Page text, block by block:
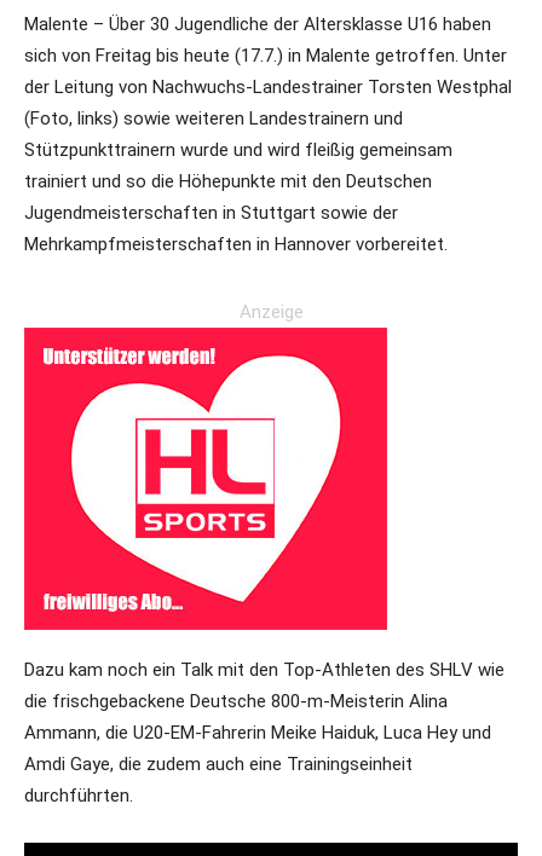
Malente – Über 30 Jugendliche der Altersklasse U16 haben
sich von Freitag bis heute (17.7.) in Malente getroffen. Unter
der Leitung von Nachwuchs-Landestrainer Torsten Westphal
(Foto, links) sowie weiteren Landestrainern und
Stützpunkttrainern wurde und wird fleißig gemeinsam
trainiert und so die Höhepunkte mit den Deutschen
Jugendmeisterschaften in Stuttgart sowie der
Mehrkampfmeisterschaften in Hannover vorbereitet.
Anzeige
Dazu kam noch ein Talk mit den Top-Athleten des SHLV wie
die frischgebackene Deutsche 800-m-Meisterin Alina
Ammann, die U20-EM-Fahrerin Meike Haiduk, Luca Hey und
Amdi Gaye, die zudem auch eine Trainingseinheit
durchführten.